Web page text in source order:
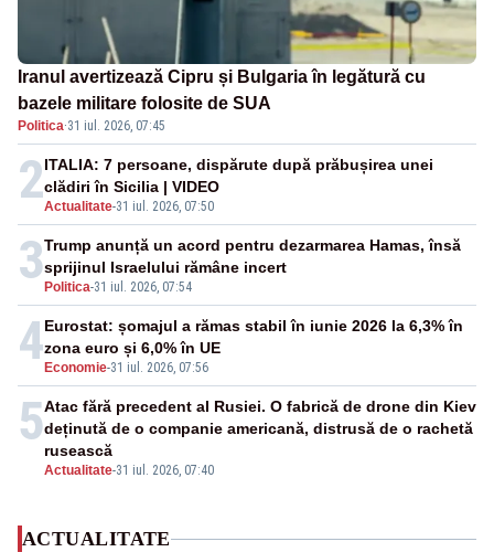
Iranul avertizează Cipru și Bulgaria în legătură cu
bazele militare folosite de SUA
Politica·31 iul. 2026, 07:45
2Actualitate-31 iul. 2026, 07:50
ITALIA: 7 persoane, dispărute după prăbușirea unei
clădiri în Sicilia | VIDEO
3 Politica-31 iul. 2026, 07:54
Trump anunță un acord pentru dezarmarea Hamas, însă
sprijinul Israelului rămâne incert
4 Economie-31 iul. 2026, 07:56
Eurostat: șomajul a rămas stabil în iunie 2026 la 6,3% în
zona euro și 6,0% în UE
5
Actualitate-31 iul. 2026, 07:40
Atac fără precedent al Rusiei. O fabrică de drone din Kiev
deținută de o companie americană, distrusă de o rachetă
rusească
ACTUALITATE